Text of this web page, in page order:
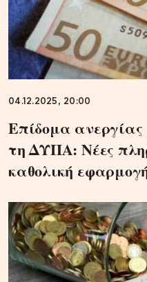
04.12.2025, 20:00
Επίδομα
τη ΔΥΠΑ: Νέες
καθολική